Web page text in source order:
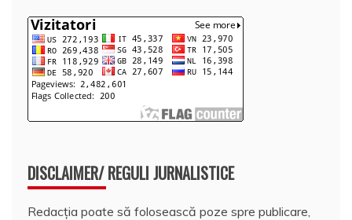
DISCLAIMER/ REGULI JURNALISTICE
Redacția poate să folosească poze spre publicare,